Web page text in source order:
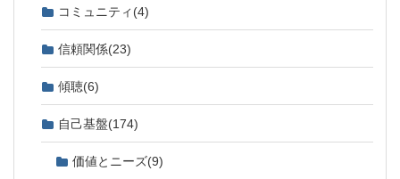
コミュニティ (4)
信頼関係(23)
傾聴(6)
自己基盤(174)
価値とニーズ(9)